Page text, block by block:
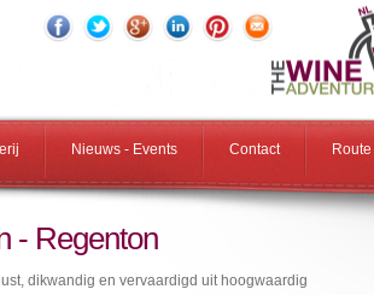
Nieuws - Events Contact Route
- Regenton
dikwandig en vervaardigd uit hoogwaardig